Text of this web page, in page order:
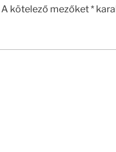
A kötelező mezőket*